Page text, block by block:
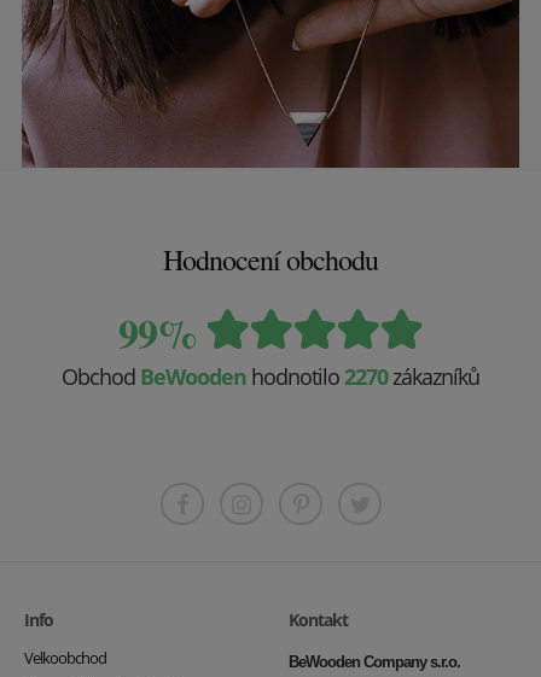
Hodnocení obchodu
99%
Obchod BeWooden hodnotilo 2270zákazníků
Info
Velkoobchod
Kontakt
BeWooden Company s.r.o.